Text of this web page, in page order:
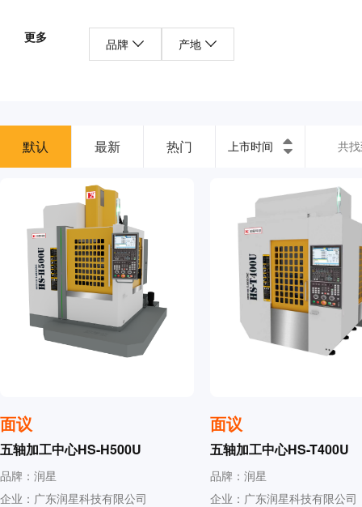
更多 品牌 产地
默认 最新 热门 上市时间 共
面议
五轴加工中心HS-H500U
品牌：润星
企业：广东润星科技有限公司
面议
五轴加工中心HS-T400U
品牌：润星
企业：广东润星科技有限公司